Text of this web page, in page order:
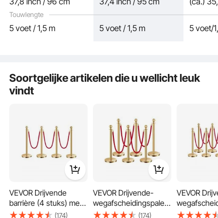
IJzeren en betonnen voet
Moeiteloze installatie
Touwlengte
5 voet / 1,5 m 5 voet / 1,5 m 5 voet/
Soortgelijke artikelen die u wellicht leuk
vindt
VEVOR Drijvende
barrière (4 stuks) met
3 rode fluwelen(174)
VEVOR Drijvende-
wegafscheidingspalen
(6 stuks) met 4 rode
(174)
VEVOR
(8 stuks)